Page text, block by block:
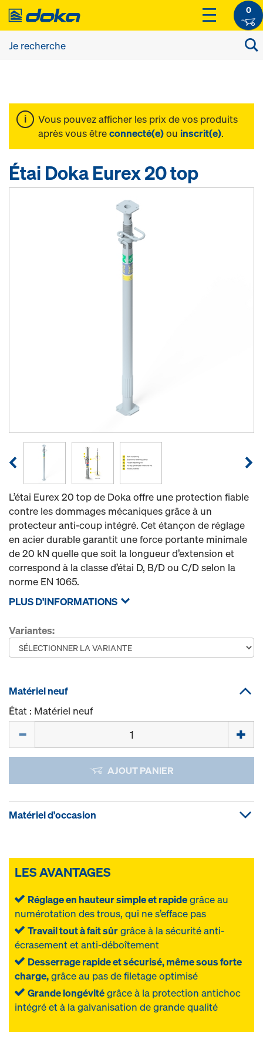
0
Vous pouvez afficher les prix de vos produits
après vous êtreconnecté(e)ou inscrit(e).
Étai Doka Eurex 20 top
L’étai Eurex 20 top de Doka offre une protection fiable
contre les dommages mécaniques grâce à un
protecteur anti-coup intégré. Cet étançon de réglage
en acier durable garantit une force portante minimale
de 20 kN quelle que soit la longueur d’extension et
correspond à la classe d’étai D, B/D ou C/D selon la
norme EN 1065.
PLUS D'INFORMATIONS
Variantes:
Matériel neuf
État : Matériel neuf
AJOUT PANIER
Matériel d'occasion
LES AVANTAGES
Réglage en hauteur simple et rapidegrâce au
numérotation des trous, qui ne s’efface pas
Travail tout à fait sûrgrâce à la sécurité anti-
écrasement et anti-déboîtement
Desserrage rapide et sécurisé, même sous forte
charge,grâce au pas de filetage optimisé
Grande longévitégrâce à la protection antichoc
intégré et à la galvanisation de grande qualité